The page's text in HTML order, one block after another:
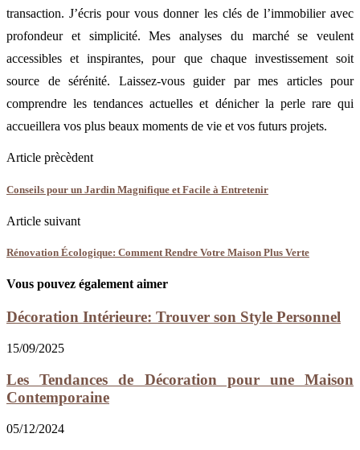
transaction. J’écris pour vous donner les clés de l’immobilier avec
profondeur et simplicité. Mes analyses du marché se veulent
accessibles et inspirantes, pour que chaque investissement soit
source de sérénité. Laissez-vous guider par mes articles pour
comprendre les tendances actuelles et dénicher la perle rare qui
accueillera vos plus beaux moments de vie et vos futurs projets.
Article prècèdent
Conseils pour un Jardin Magnifique et Facile à Entretenir
Article suivant
Rénovation Écologique: Comment Rendre Votre Maison Plus Verte
Vous pouvez également aimer
Décoration Intérieure: Trouver son Style Personnel
15/09/2025
Les Tendances de Décoration pour une Maison
Contemporaine
05/12/2024